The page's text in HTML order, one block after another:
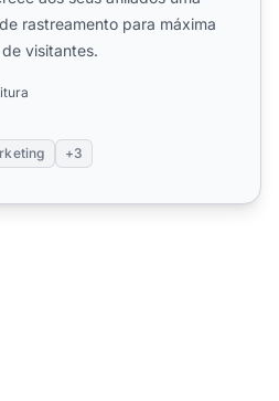
rastreamento para máxima
visitantes.
+3